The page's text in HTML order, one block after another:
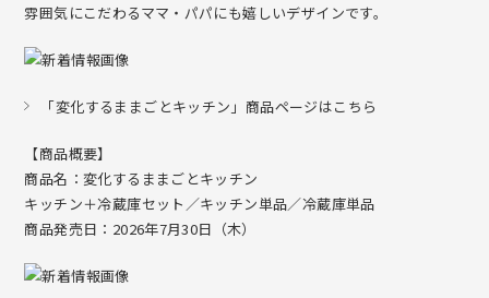
雰囲気にこだわるママ・パパにも嬉しいデザインです。
「変化するままごとキッチン」商品ページはこちら
【商品概要】
商品名：変化するままごとキッチン
キッチン＋冷蔵庫セット／キッチン単品／冷蔵庫単品
商品発売日：2026年7月30日（木）